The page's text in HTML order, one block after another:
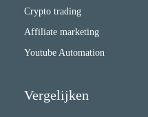
Crypto trading
Affiliate marketing
Youtube Automation
Vergelijken